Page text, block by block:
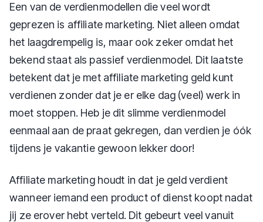
Een van de verdienmodellen die veel wordt
geprezen is affiliate marketing. Niet alleen omdat
het laagdrempelig is, maar ook zeker omdat het
bekend staat als passief verdienmodel. Dit laatste
betekent dat je met affiliate marketing geld kunt
verdienen zonder dat je er elke dag (veel) werk in
moet stoppen. Heb je dit slimme verdienmodel
eenmaal aan de praat gekregen, dan verdien je óók
tijdens je vakantie gewoon lekker door!
Affiliate marketing houdt in dat je geld verdient
wanneer iemand een product of dienst koopt nadat
jij ze erover hebt verteld. Dit gebeurt veel vanuit